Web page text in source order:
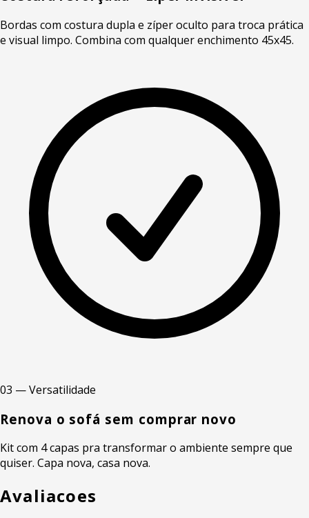
Bordas com costura dupla e zíper oculto para troca prática
e visual limpo. Combina com qualquer enchimento 45x45.
03 — Versatilidade
Renova o sofá sem comprar novo
Kit com 4 capas pra transformar o ambiente sempre que
quiser. Capa nova, casa nova.
Avaliacoes